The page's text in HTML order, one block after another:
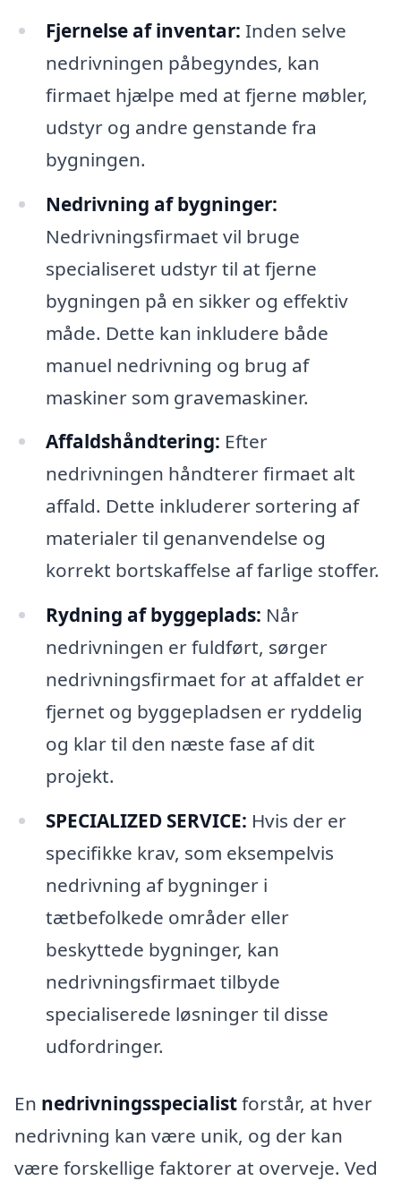
Fjernelse af inventar: Inden selve
nedrivningen påbegyndes, kan
firmaet hjælpe med at fjerne møbler,
udstyr og andre genstande fra
bygningen.
Nedrivning af bygninger:
Nedrivningsfirmaet vil bruge
specialiseret udstyr til at fjerne
bygningen på en sikker og effektiv
måde. Dette kan inkludere både
manuel nedrivning og brug af
maskiner som gravemaskiner.
Affaldshåndtering: Efter
nedrivningen håndterer firmaet alt
affald. Dette inkluderer sortering af
materialer til genanvendelse og
korrekt bortskaffelse af farlige stoffer.
Rydning af byggeplads: Når
nedrivningen er fuldført, sørger
nedrivningsfirmaet for at affaldet er
fjernet og byggepladsen er ryddelig
og klar til den næste fase af dit
projekt.
SPECIALIZED SERVICE: Hvis der er
specifikke krav, som eksempelvis
nedrivning af bygninger i
tætbefolkede områder eller
beskyttede bygninger, kan
nedrivningsfirmaet tilbyde
specialiserede løsninger til disse
udfordringer.
En nedrivningsspecialistforstår, at hver
nedrivning kan være unik, og der kan
være forskellige faktorer at overveje. Ved